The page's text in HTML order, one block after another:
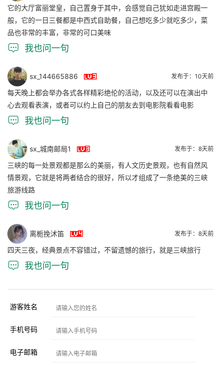
它的大厅富丽堂皇，自己置身于其中，会感觉自己犹如走进宫殿一
般，它的一日三餐都是中西式自助餐，自己想吃多少就吃多少，菜
品也非常的丰富，非常的可口美味
 我也问一句
sx_144665886  发布于：10天前
每天晚上都会举办各式各样精彩绝伦的活动，以及还可以在演出中
心去观看表演，或者可以约上自己的朋友去到电影院看看电影
 我也问一句
sx_城南邮局1  发布于：8天前
三峡的每一处景观都是那么的美丽，有人文历史景观，也有自然风
情景观，它就是将两者结合的很好，所以才组成了一条绝美的三峡
旅游线路
 我也问一句
离栀挽沭笛  发布于：8天前
四天三夜，经典景点不容错过，不留遗憾的旅行，就是三峡旅行
 我也问一句
游客姓名
手机号码
电子邮箱